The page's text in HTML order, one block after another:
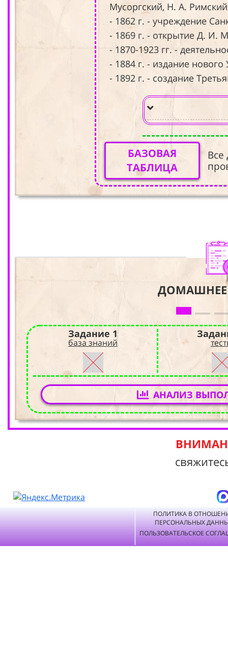
Мусоргский, Н. А.
- 1862 г. - учреждение
- 1869 г. - открытие Д. И.
- 1870-1923 гг. -
- 1884 г. - издание
- 1892 г. - создание
БАЗОВАЯ
ТАБЛИЦА
Все
ДОМАШНЕЕ
Задание 1
база знаний
АНАЛИЗ
ПОЛИТИКА В
ПЕРСОНАЛЬНЫХ
ПОЛЬЗОВАТЕЛЬСКОЕ